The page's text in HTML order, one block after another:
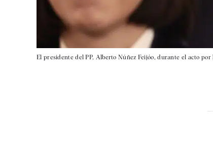
El presidente del PP, Alberto Núñez Feijóo, durante el acto